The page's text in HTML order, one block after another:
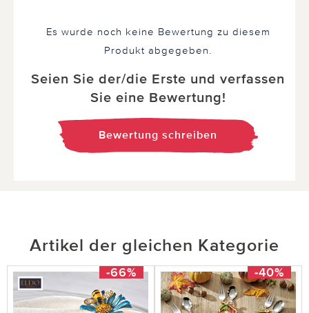
Es wurde noch keine Bewertung zu diesem
Produkt abgegeben.
Seien Sie der/die Erste und verfassen
Sie eine Bewertung!
Bewertung schreiben
Artikel der gleichen Kategorie
-66% -40%